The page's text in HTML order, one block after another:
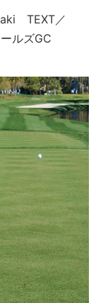
TEXT／
ルズGC